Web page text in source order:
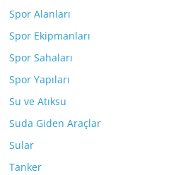
Spor Alanları
Spor Ekipmanları
Spor Sahaları
Spor Yapıları
Su ve Atıksu
Suda Giden Araçlar
Sular
Tanker